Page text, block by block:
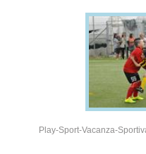
Play-Sport-Vacanza-